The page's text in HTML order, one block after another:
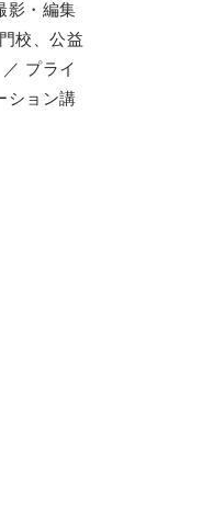
影・編集
校、公益
プライ
ション講